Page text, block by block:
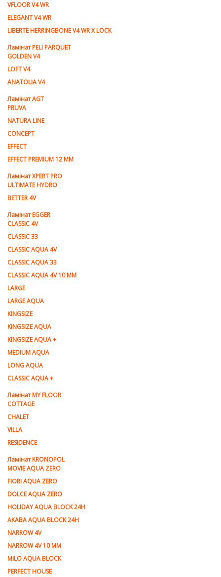
VFLOOR V4 WR
ELEGANT V4 WR
LIBERTE HERRINGBONE V4 WR X LOCK
Ламiнат PELI PARQUET
GOLDEN V4
LOFT V4
ANATOLIA V4
Ламiнат AGT
PRUVA
NATURA LINE
CONCEPT
EFFECT
EFFECT PREMIUM 12 MM
Ламінат XPERT PRO
ULTIMATE HYDRO
BETTER 4V
Ламiнат EGGER
CLASSIC 4V
CLASSIC 33
CLASSIC AQUA 4V
CLASSIC AQUA 33
CLASSIC AQUA 4V 10 MM
LARGE
LARGE AQUA
KINGSIZE
KINGSIZE AQUA
KINGSIZE AQUA +
MEDIUM AQUA
LONG AQUA
CLASSIC AQUA +
Ламінат MY FLOOR
COTTAGE
CHALET
VILLA
RESIDENCE
Ламiнат KRONOPOL
MOVIE AQUA ZERO
FIORI AQUA ZERO
DOLCE AQUA ZERO
HOLIDAY AQUA BLOCK 24H
AKABA AQUA BLOCK 24H
NARROW 4V
NARROW 4V 10 MM
MILO AQUA BLOCK
PERFECT HOUSE